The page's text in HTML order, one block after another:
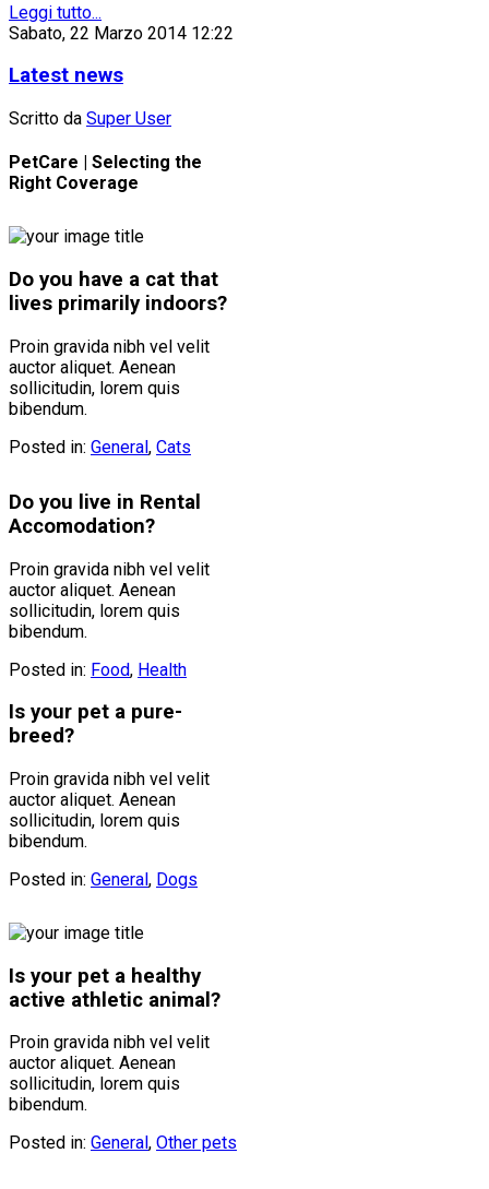
Leggi tutto...
Sabato, 22 Marzo 2014 12:22
Latest news
Scritto da Super User
PetCare | Selecting the
Right Coverage
Do you have a cat that
lives primarily indoors?
Proin gravida nibh vel velit
auctor aliquet. Aenean
sollicitudin, lorem quis
bibendum.
Posted in: General, Cats
Do you live in Rental
Accomodation?
Proin gravida nibh vel velit
auctor aliquet. Aenean
sollicitudin, lorem quis
bibendum.
Posted in: Food, Health
Is your pet a pure-
breed?
Proin gravida nibh vel velit
auctor aliquet. Aenean
sollicitudin, lorem quis
bibendum.
Posted in: General, Dogs
Is your pet a healthy
active athletic animal?
Proin gravida nibh vel velit
auctor aliquet. Aenean
sollicitudin, lorem quis
bibendum.
Posted in: General , Other pets